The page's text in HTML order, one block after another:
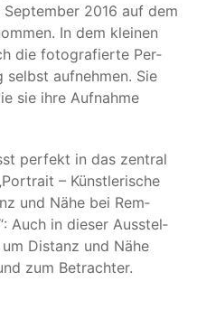
2016 auf dem
In dem klei­nen
die foto­gra­fier­te Per­
selbst auf­neh­men. Sie
sie ihre Auf­nah­me
per­fekt in das zen­tral
Por­trait – Künst­le­ri­sche
und Nähe bei Rem­
Auch in die­ser Aus­stel­
Distanz und Nähe
zum Betrachter.